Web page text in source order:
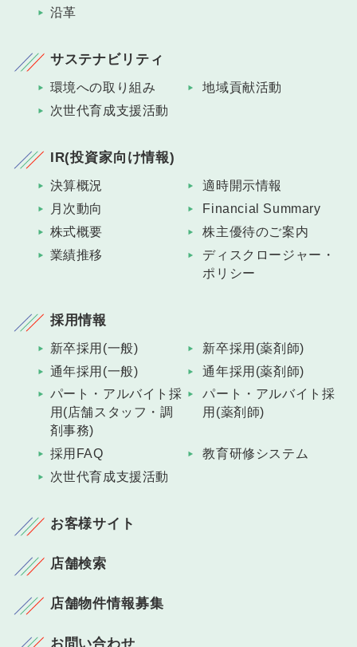
沿革
サステナビリティ
環境への取り組み
地域貢献活動
次世代育成支援活動
IR(投資家向け情報)
決算概況
適時開示情報
月次動向
Financial Summary
株式概要
株主優待のご案内
業績推移
ディスクロージャー・
ポリシー
採用情報
新卒採用(一般)
新卒採用(薬剤師)
通年採用(一般)
通年採用(薬剤師)
パート・アルバイト採
用(店舗スタッフ・調
剤事務)
パート・アルバイト採
用(薬剤師)
採用FAQ
教育研修システム
次世代育成支援活動
お客様サイト
店舗検索
店舗物件情報募集
お問い合わせ